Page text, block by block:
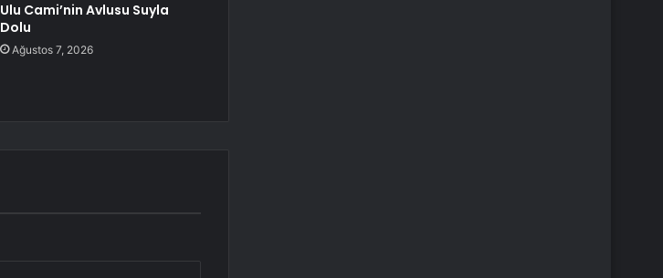
Ulu Cami’nin Avlusu Suyla
Dolu
Ağustos 7, 2026